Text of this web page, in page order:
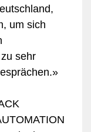
um sich
sehr